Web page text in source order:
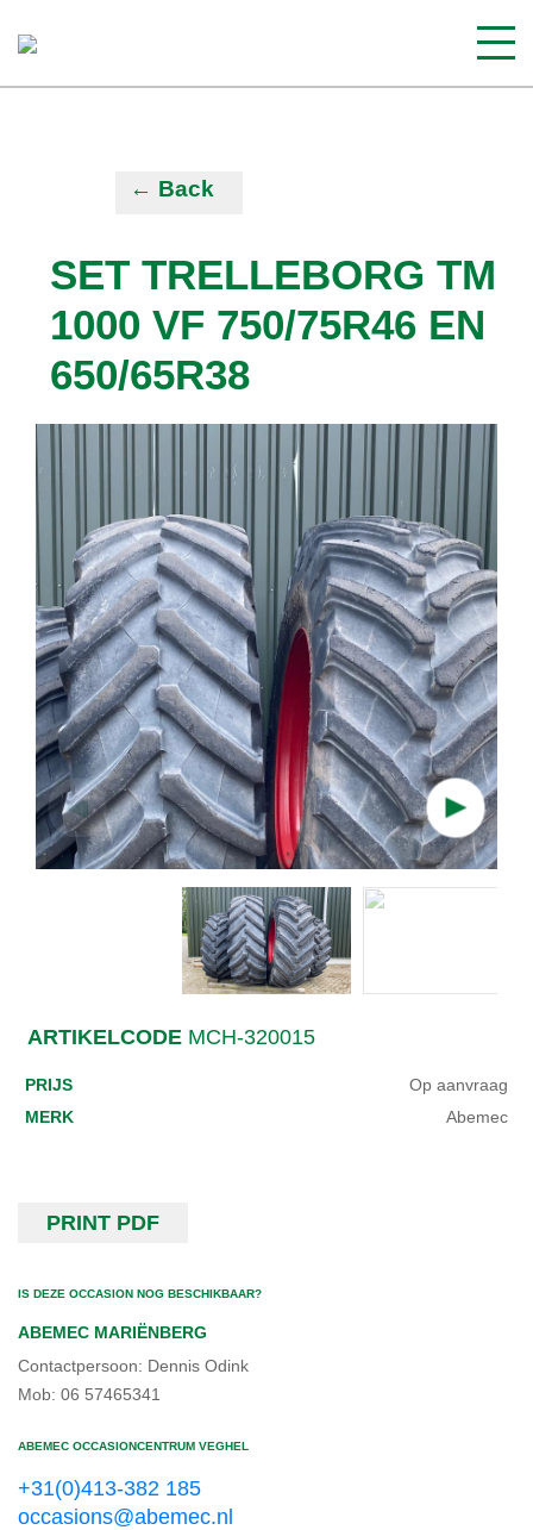
← Back
SET TRELLEBORG TM
1000 VF 750/75R46 EN
650/65R38
▲
▲
ARTIKELCODE MCH-320015
PRIJS
Op aanvraag
MERK
Abemec
PRINT PDF
IS DEZE OCCASION NOG BESCHIKBAAR?
ABEMEC MARIËNBERG
Contactpersoon: Dennis Odink
Mob: 06 57465341
ABEMEC OCCASIONCENTRUM VEGHEL
+31(0)413-382 185
occasions@abemec.nl